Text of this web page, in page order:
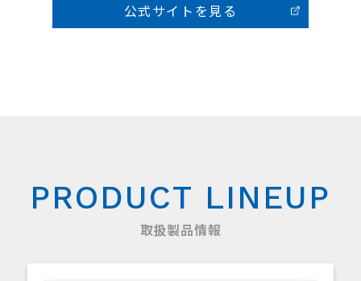
公式サイトを見る
PRODUCT LINEUP
取扱製品情報